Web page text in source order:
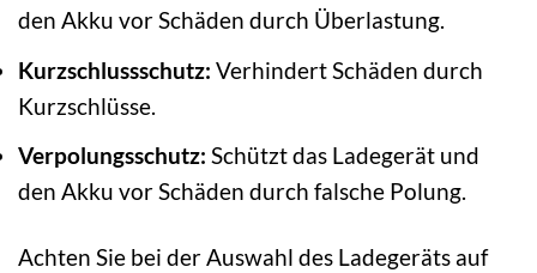
den Akku vor Schäden durch Überlastung.
Kurzschlussschutz: Verhindert Schäden durch
Kurzschlüsse.
Verpolungsschutz: Schützt das Ladegerät und
den Akku vor Schäden durch falsche Polung.
Achten Sie bei der Auswahl des Ladegeräts auf